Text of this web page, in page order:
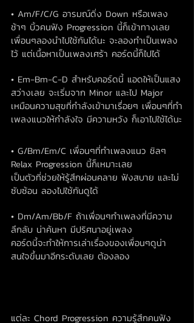
• Am/F/C/G อารมณ์ดิ่ง Down หรือเพลง
ช้าๆ บิ้วคนฟัง Progression นี้ก็เข้าทางเลย
เพื่อนๆลองนำไปใช้กันได้นะ จะลองทำเป็นเพลง
ไว้ แต่เนื้อหาเป็นเพลงเศร้า คอร์ดนี้ก็ไปได้
• Em-Bm-C-D สำหรับคอร์ดนี้ แอดให้เป็นแสง
สว่างเลย จะเริ่มจาก Minor และไป Major
เหมือนความสุขที่กำลังเข้ามาเรื่อยๆ เพื่อนๆที่ทำ
เพลงแนวให้กำลังใจ มีความหวัง ก็เอาไปใช้ได้นะ
• G/Bm/Em/C เพื่อนๆที่ทำเพลงแนว ชิลๆ
Relax Progression นี้ก็เหมาะเลย
เป็นตัวที่ช่วยให้รู้สึกผ่อนคลาย ฟังสบาย และไม่
ซับซ้อน ลองไปใช้กันดูได้
• Dm/Am/Bb/F ถ้าเพื่อนๆทำเพลงที่มีความ
ลึกลับ น่าค้นหา มีปริศนาอยู่เพลง
คอร์ดนี้จะทำให้การเล่าเรื่องของเพื่อนๆดูน่า
สนใจขึ้นมาอีกระดับเลย ต้องลอง
แต่ละ Chord Progression ความรู้สึกคนฟัง